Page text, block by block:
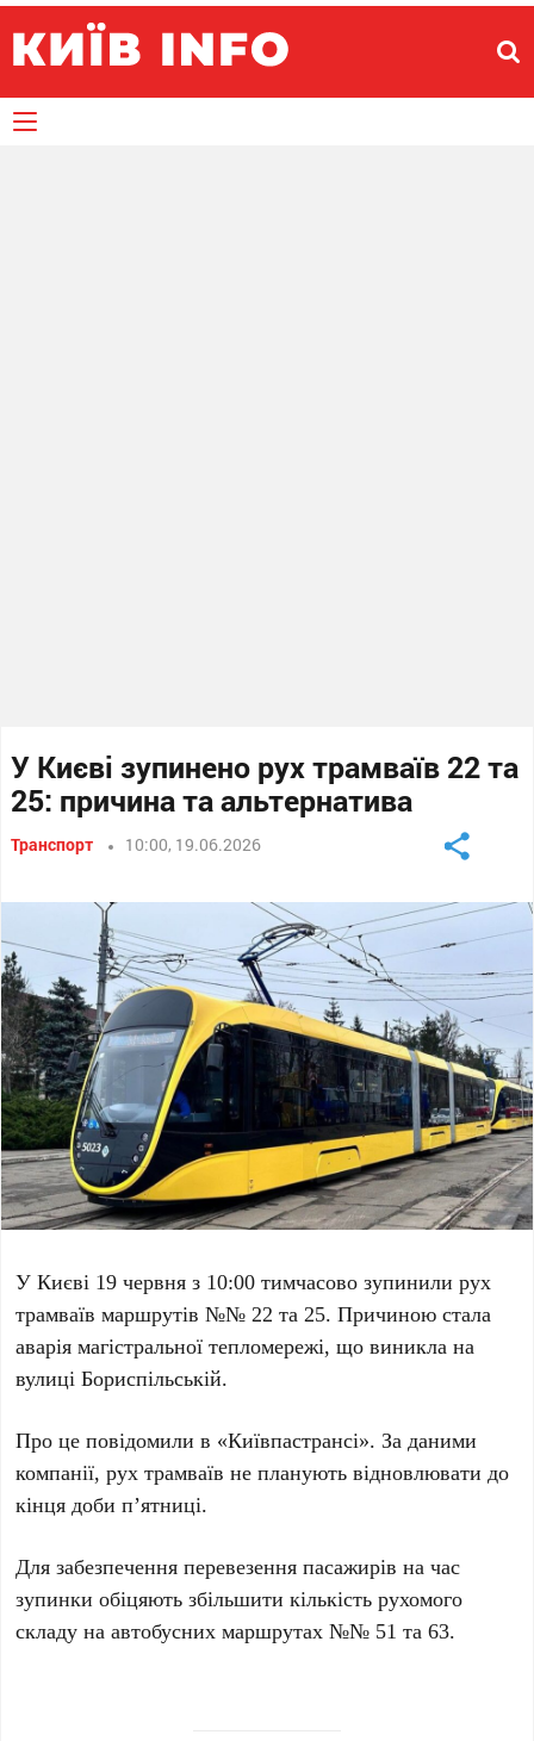
У Києві зупинено рух трамваїв 22 та
25: причина та альтернатива
Транспорт 10:00, 19.06.2026
У Києві 19 червня з 10:00 тимчасово зупинили рух
трамваїв маршрутів№№ 22 та25. Причиною стала
аварія магістральної тепломережі, що виникла на
вулиціБориспільській.
Про це повідомили в «Київпастрансі». За даними
компанії, рух трамваїв не планують відновлювати до
кінця доби п’ятниці.
Для забезпечення перевезення пасажирів на час
зупинки обіцяють збільшити кількість рухомого
складу на автобусних маршрутах№№ 51 та63.